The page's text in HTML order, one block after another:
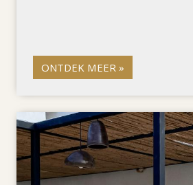
ONTDEK MEER »